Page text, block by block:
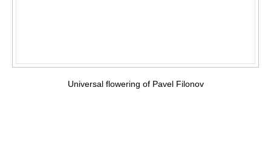
Universal flowering of Pavel Filonov